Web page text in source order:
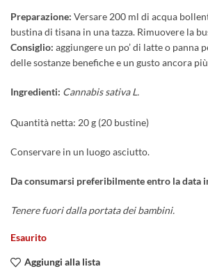
Preparazione: Versare 200 ml di acqua
bustina di tisana in una tazza. Rimuovere la
Consiglio: aggiungere un po’ di latte o panna
delle sostanze benefiche e un gusto ancora
Ingredienti: Cannabis sativa L.
Quantità netta: 20 g (20 bustine)
Conservare in un luogo asciutto.
Da consumarsi preferibilmente entro la data
Tenere fuori dalla portata dei bambini.
Esaurito
Aggiungi alla lista